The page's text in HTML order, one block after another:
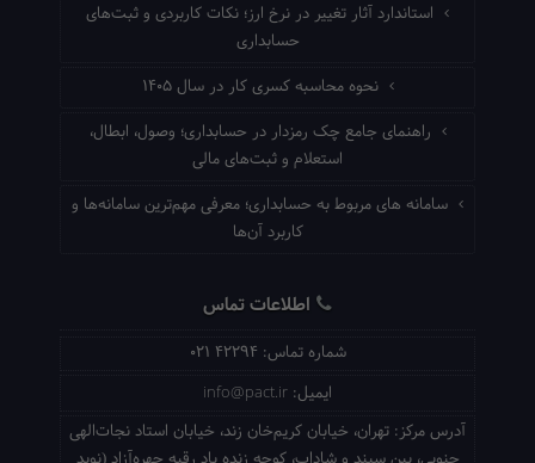
استاندارد آثار تغییر در نرخ ارز؛ نکات کاربردی و ثبت‌های
حسابداری
نحوه محاسبه کسری کار در سال ۱۴۰۵
راهنمای جامع چک رمزدار در حسابداری؛ وصول، ابطال،
استعلام و ثبت‌های مالی
سامانه های مربوط به حسابداری؛ معرفی مهم‌ترین سامانه‌ها و
کاربرد آن‌ها
اطلاعات تماس
شماره تماس: 021 42294
ایمیل: info@pact.ir
آدرس مرکز: تهران، خیابان کریم‌خان زند، خیابان استاد نجات‌الهی